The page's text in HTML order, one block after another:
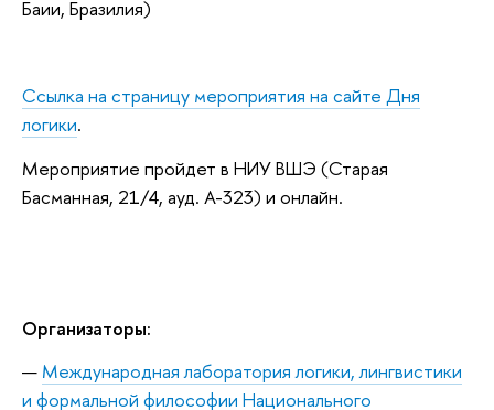
Баии, Бразилия)
Ссылка на страницу мероприятия на сайте Дня
логики.
Мероприятие пройдет в НИУ ВШЭ (Старая
Басманная, 21/4, ауд. А-323) и онлайн.
Организаторы:
Международная лаборатория логики, лингвистики
и формальной философии Национального